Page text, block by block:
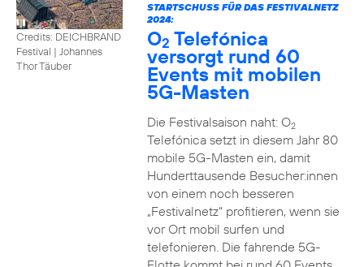
Credits: DEICHBRAND
Festival | Johannes
Thor Täuber
STARTSCHUSS FÜR DAS FESTIVALNETZ
2024:
O2 Telefónica
versorgt rund 60
Events mit mobilen
5G-Masten
Die Festivalsaison naht: O2
Telefónica setzt in diesem Jahr 80
mobile 5G-Masten ein, damit
Hunderttausende Besucher:innen
von einem noch besseren
„Festivalnetz“ profitieren, wenn sie
vor Ort mobil surfen und
telefonieren. Die fahrende 5G-